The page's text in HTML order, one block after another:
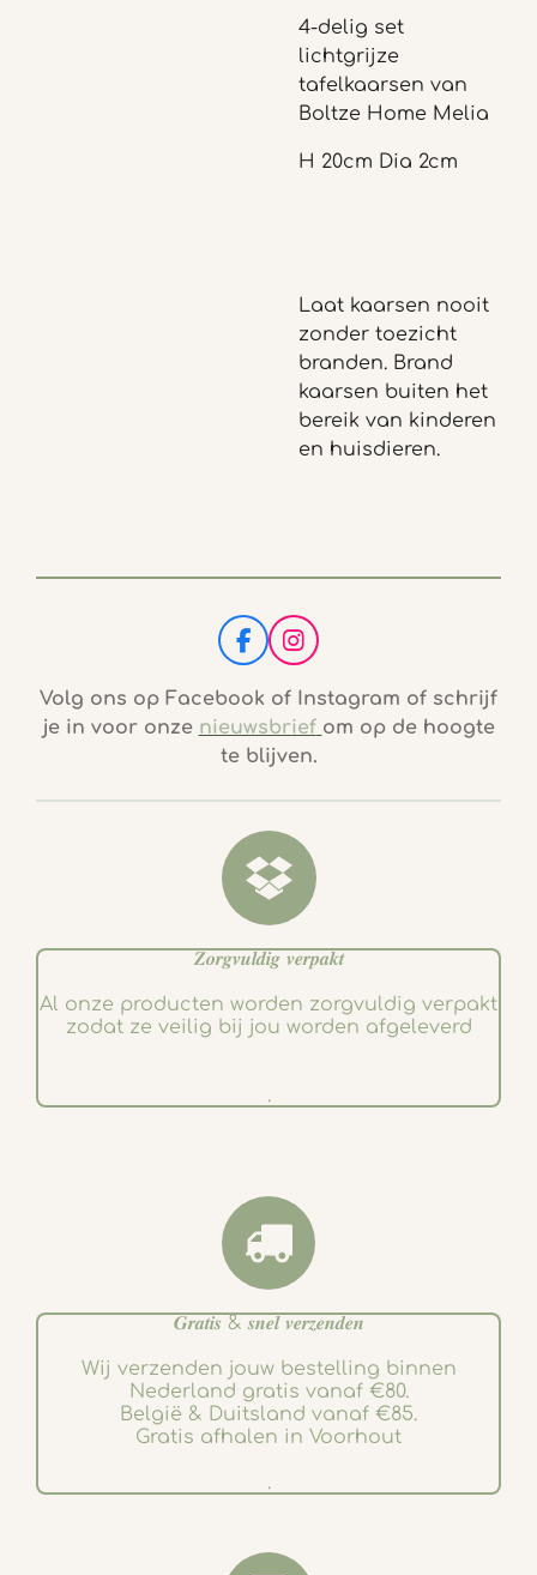
4-delig set
lichtgrijze
tafelkaarsen van
Boltze Home Melia
H 20cm Dia 2cm
Laat kaarsen nooit
zonder toezicht
branden. Brand
kaarsen buiten het
bereik van kinderen
en huisdieren.
F
a
c
b
o
k
I
n
s
t
a
g
a
Volg ons op Facebook of Instagram of schrijf
je in voor onze nieuwsbrief om op de hoogte
te blijven.
𝒁𝒐𝒓𝒈𝒗𝒖𝒍𝒅𝒊𝒈 𝒗𝒆𝒓𝒑𝒂𝒌𝒕
Al onze producten worden zorgvuldig verpakt
zodat ze veilig bij jou worden afgeleverd
.
𝑮𝒓𝒂𝒕𝒊𝒔 & 𝒔𝒏𝒆𝒍 𝒗𝒆𝒓𝒛𝒆𝒏𝒅𝒆𝒏
Wij verzenden jouw bestelling binnen
Nederland gratis vanaf €80.
België & Duitsland vanaf €85.
Gratis afhalen in Voorhout
.